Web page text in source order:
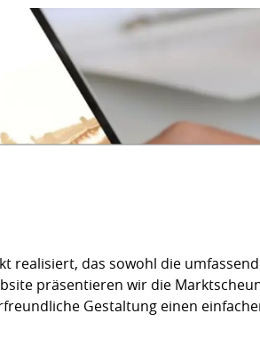
realisiert, das sowohl die
präsentieren wir die
Gestaltung einen